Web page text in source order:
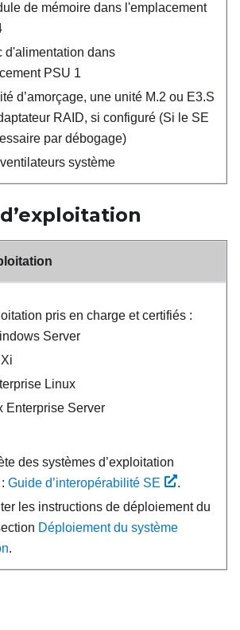
de mémoire dans l'emplacement
d'alimentation dans
PSU 1
d’amorçage, une unité M.2 ou E3.S
RAID, si configuré (Si le SE
par débogage)
système
pris en charge et certifiés :
Server
Linux
Enterprise Server
des systèmes d’exploitation
Guide d’interopérabilité SE
.
les instructions de déploiement du
Déploiement du système
.